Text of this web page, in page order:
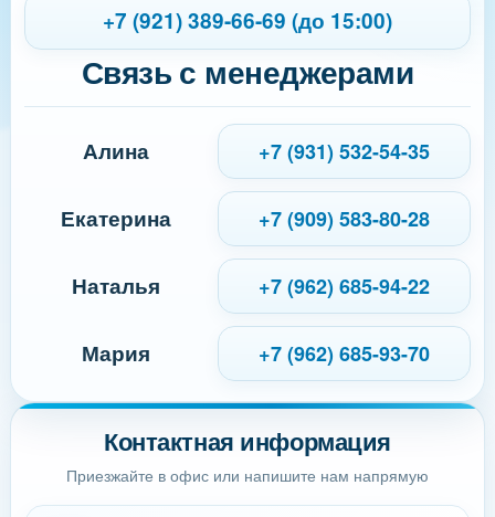
Контактная информация
Приезжайте в офис или напишите нам напрямую
+7 (921) 389-66-69 (до 15:00)
Связь с менеджерами
Алина +7 (931) 532-54-35
Екатерина +7 (909) 583-80-28
Наталья +7 (962) 685-94-22
Мария +7 (962) 685-93-70